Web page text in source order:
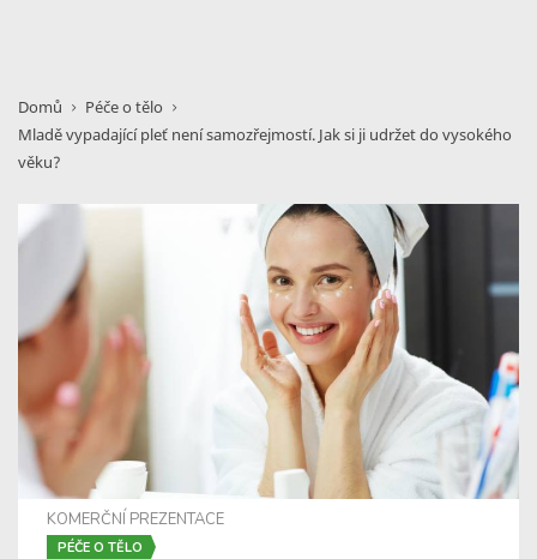
Domů
Péče o tělo
Mladě vypadající pleť není samozřejmostí. Jak si ji udržet do vysokého
věku?
KOMERČNÍ PREZENTACE
PÉČE O TĚLO